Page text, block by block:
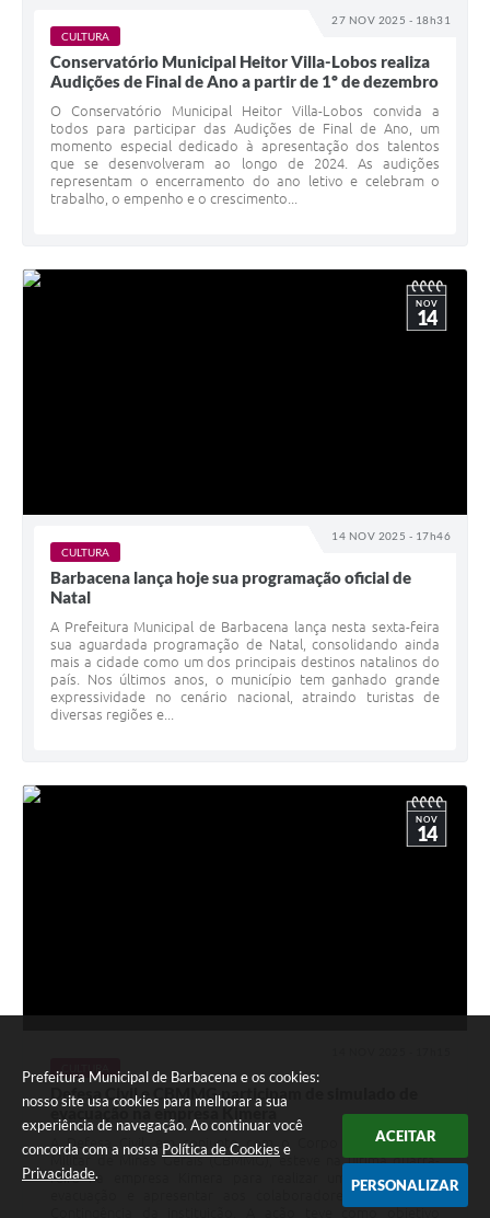
Prefeitura Municipal de Barbacena e os cookies:
nosso site usa cookies para melhorar a sua
experiência de navegação. Ao continuar você
concorda com a nossa Política de Cookies e
Privacidade.
ACEITAR
PERSONALIZAR
27 NOV 2025 - 18h31
CULTURA
Conservatório Municipal Heitor Villa-Lobos realiza
Audições de Final de Ano a partir de 1º de dezembro
O Conservatório Municipal Heitor Villa-Lobos convida a
todos para participar das Audições de Final de Ano, um
momento especial dedicado à apresentação dos talentos
que se desenvolveram ao longo de 2024. As audições
representam o encerramento do ano letivo e celebram o
trabalho, o empenho e o crescimento...
14 NOV 2025 - 17h46
NOV
14
CULTURA
Barbacena lança hoje sua programação oficial de
Natal
A Prefeitura Municipal de Barbacena lança nesta sexta-feira
sua aguardada programação de Natal, consolidando ainda
mais a cidade como um dos principais destinos natalinos do
país. Nos últimos anos, o município tem ganhado grande
expressividade no cenário nacional, atraindo turistas de
diversas regiões e...
NOV
14
Defesa Civil e CBMMG participam de simulado de
evacuação na empresa Kimera
A Defesa Civil, em conjunto com o Corpo de Bombeiros
Militar de Minas Gerais (CBMMG), esteve na última quarta-
feira na empresa Kimera para realizar um simulado de
evacuação e apresentar aos colaboradores o Plano de